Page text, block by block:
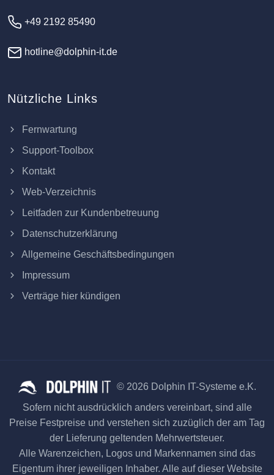
+49 2192 85490
hotline@dolphin-it.de
Nützliche Links
Fernwartung
Support-Toolbox
Kontakt
Web-Verzeichnis
Leitfaden zur Kundenbetreuung
Datenschutzerklärung
Allgemeine Geschäftsbedingungen
Impressum
Verträge hier kündigen
© 2026 Dolphin IT-Systeme e.K.
Sofern nicht ausdrücklich anders vereinbart, sind alle
Preise Festpreise und verstehen sich zuzüglich der am Tag
der Lieferung geltenden Mehrwertsteuer.
Alle Warenzeichen, Logos und Markennamen sind das
Eigentum ihrer jeweiligen Inhaber. Alle auf dieser Website